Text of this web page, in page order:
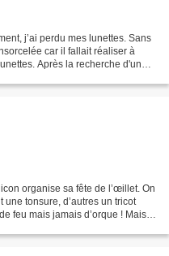
j’ai perdu mes lunettes. Sans
car il fallait réaliser à
Après la recherche d'un
organise sa fête de l’œillet. On
tonsure, d’autres un tricot
feu mais jamais d’orque ! Mais